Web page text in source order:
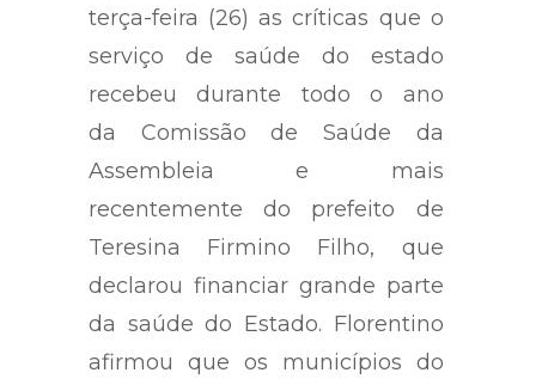
terça-feira (26) as críticas que o
serviço de saúde do estado
recebeu durante todo o ano
da Comissão de Saúde da
Assembleia e mais
recentemente do prefeito de
Teresina Firmino Filho, que
declarou financiar grande parte
da saúde do Estado. Florentino
afirmou que os municípios do